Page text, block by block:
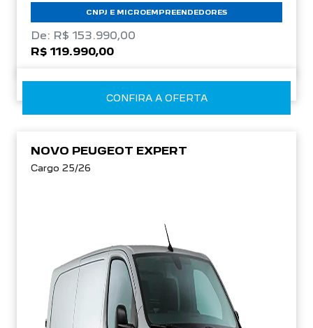
CNPJ E MICROEMPREENDEDORES
De: R$ 153.990,00
R$ 119.990,00
CONFIRA A OFERTA
NOVO PEUGEOT EXPERT
Cargo 25/26